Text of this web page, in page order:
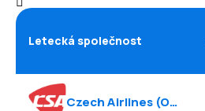
Letecká společnost
Czech Airlines (OK